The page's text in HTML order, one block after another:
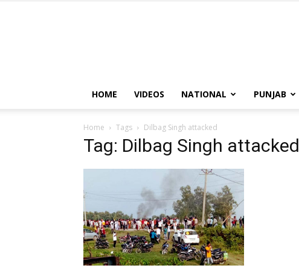
HOME VIDEOS NATIONAL PUNJAB
Home Tags Dilbag Singh attacked
Tag: Dilbag Singh attacked